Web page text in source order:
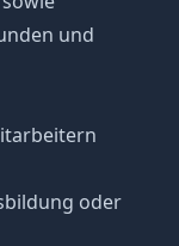
und
oder